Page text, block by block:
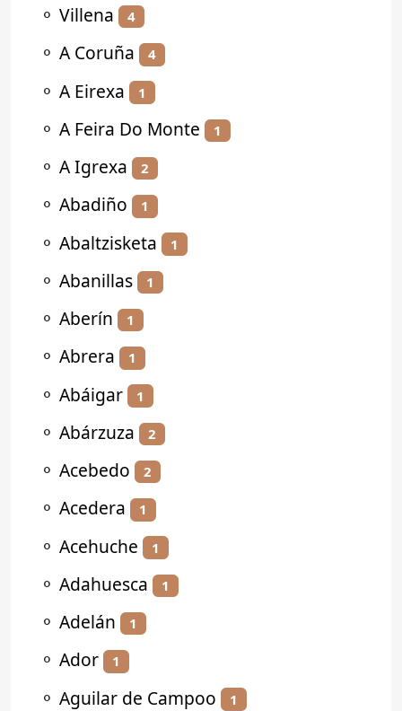
⚬ Villena 4
⚬ A Coruña 4
⚬ A Eirexa 1
⚬ A Feira Do Monte 1
⚬ A Igrexa 2
⚬ Abadiño 1
⚬ Abaltzisketa 1
⚬ Abanillas 1
⚬ Aberín 1
⚬ Abrera 1
⚬ Abáigar 1
⚬ Abárzuza 2
⚬ Acebedo 2
⚬ Acedera 1
⚬ Acehuche 1
⚬ Adahuesca 1
⚬ Adelán 1
⚬ Ador 1
⚬ Aguilar de Campoo 1